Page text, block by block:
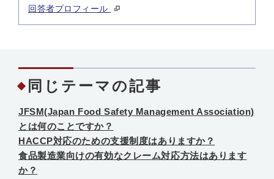
回答者プロフィール
同じテーマの記事
JFSM(Japan Food Safety Management Association)
とは何のことですか？
HACCP対応のための支援制度はありますか？
食品製造業向けの有効なクレーム対応方法はあります
か？